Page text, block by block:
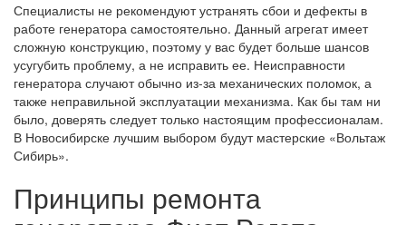
Специалисты не рекомендуют устранять сбои и дефекты в
работе генератора самостоятельно. Данный агрегат имеет
сложную конструкцию, поэтому у вас будет больше шансов
усугубить проблему, а не исправить ее. Неисправности
генератора случают обычно из-за механических поломок, а
также неправильной эксплуатации механизма. Как бы там ни
было, доверять следует только настоящим профессионалам.
В Новосибирске лучшим выбором будут мастерские «Вольтаж
Сибирь».
Принципы ремонта